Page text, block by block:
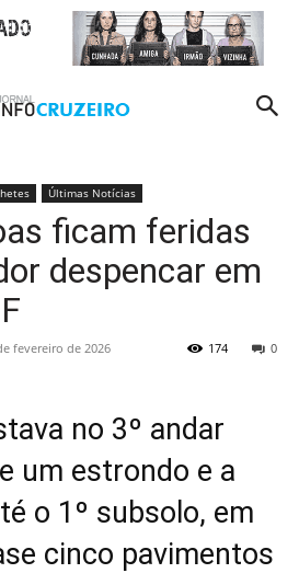
Últimas Notícias
ficam feridas
despencar em
fevereiro de 2026 0
174
no 3º andar
um estrondo e a
o 1º subsolo, em
cinco pavimentos